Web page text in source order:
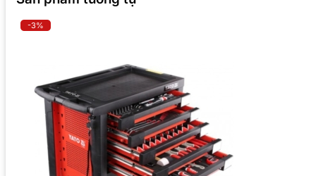
-3%